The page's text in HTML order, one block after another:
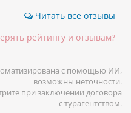
Читать все отзывы
рейтингу и отзывам?
с помощью ИИ,
возможны неточности.
при заключении договора
с турагентством.